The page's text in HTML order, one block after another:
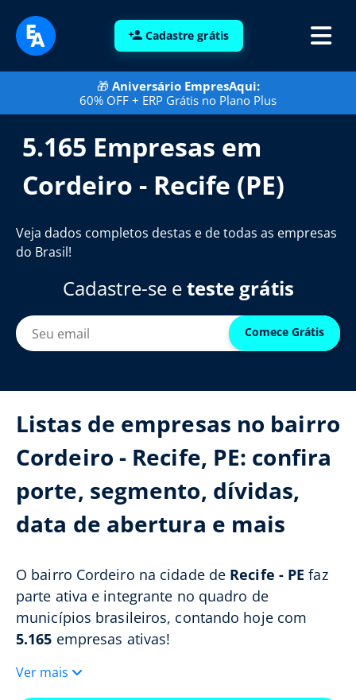
Cadastre grátis
🎁 Aniversário EmpresAqui:
60% OFF + ERP Grátis no Plano Plus
5.165 Empresas em
Cordeiro - Recife (PE)
Veja dados completos destas e de todas as empresas
do Brasil!
Cadastre-se eteste grátis
Comece Grátis
Listas de empresas no bairro
Cordeiro - Recife, PE: confira
porte, segmento, dívidas,
data de abertura e mais
O bairro Cordeiro na cidade de Recife - PE faz
parte ativa e integrante no quadro de
municípios brasileiros, contando hoje com
5.165 empresas ativas!
Ver mais